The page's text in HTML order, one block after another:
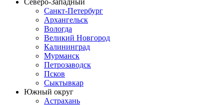
Санкт-Петербург
Архангельск
Вологда
Великий Новгород
Калининград
Мурманск
Петрозаводск
Псков
Сыктывкар
Южный округ
Астрахань